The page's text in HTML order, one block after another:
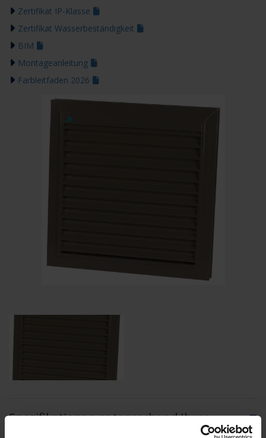
Zertifikat IP-Klasse
Zertifikat Wasserbeständigkeit
BIM
Montageanleitung
Farbleitfaden 2026
Spezifikationen entsprechend Ihrer